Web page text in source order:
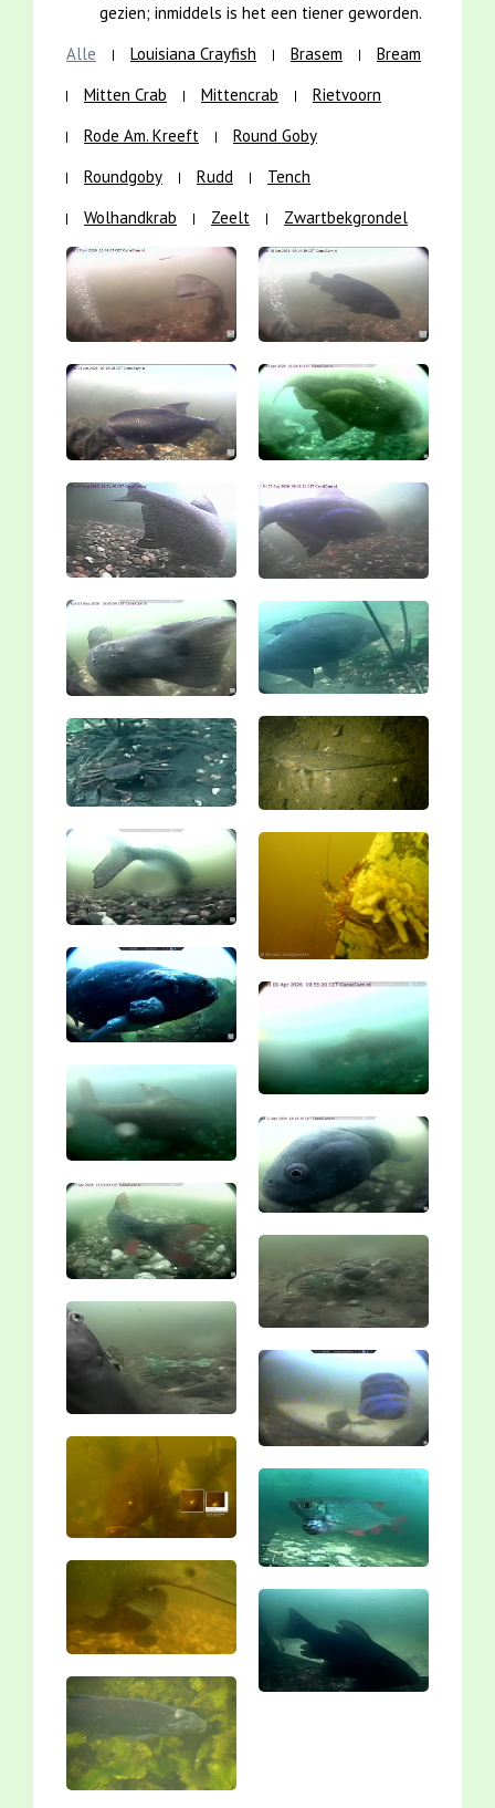
gezien; inmiddels is het een tiener geworden.
Alle
Louisiana Crayfish Brasem
Bream
Mitten Crab
Mittencrab
Rietvoorn
Rode Am. Kreeft
Round Goby
Roundgoby
Rudd
Tench
Wolhandkrab
Zeelt Zwartbekgrondel
Vergroting Vergroting
Vergroting Vergroting
Vergroting Vergroting
Vergroting Vergroting
Vergroting Vergroting
Vergroting
Vergroting
Vergroting
Vergroting
Vergroting
Vergroting
Vergroting
Vergroting
Vergroting
Vergroting
Vergroting
Vergroting
Vergroting
Vergroting
Vergroting